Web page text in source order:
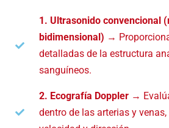
1. Ultrasonido convencional
bidimensional) →
detalladas de la estructura
sanguíneos.
2. Ecografía Doppler→
dentro de las arterias y